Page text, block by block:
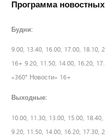
Программа
Будни:
9.00, 13.40, 16.00, 17.00, 18.10,
16+ 9.20, 11.50, 14.00, 16.20,
«360° Новости» 16+
Выходные:
10.00, 11.30, 13.00, 15.00,
9.20, 11.50, 14.00, 16.20,